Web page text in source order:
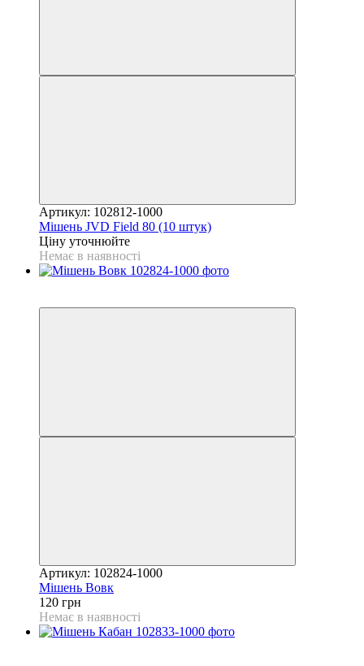
Артикул: 102812-1000
Мішень JVD Field 80 (10 штук)
Ціну уточнюйте
Немає в наявності
Артикул: 102824-1000
Мішень Вовк
120 грн
Немає в наявності